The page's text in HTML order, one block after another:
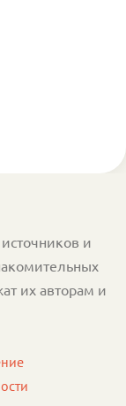
и
их авторам и